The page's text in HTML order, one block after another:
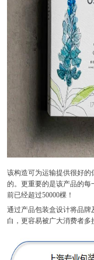
该构造可为运输提供很好
的。更重要的是该产品的每
前已经超过50000棵！
通过产品包装盒设计将品
白，更容易被广大消费者多